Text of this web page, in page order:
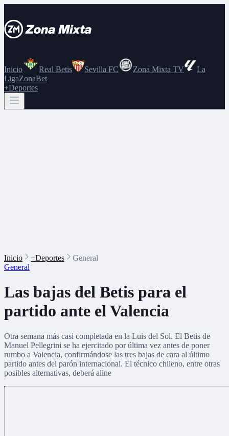
Inicio Real Betis Sevilla FC Zona Mixta TV
La
LigaZonaBet
+Deportes
Inicio +Deportes
General
General
Las bajas del Betis para el
partido ante el Valencia
Otra semana más casi completada en la Luis del Sol. El Betis de
Manuel Pellegrini se ha ejercitado por última vez antes de poner
rumbo a Valencia, confirmándose las tres bajas de cara al último
partido antes del parón internacional. El técnico chileno, entre otras
posibles alternativas, deberá aline